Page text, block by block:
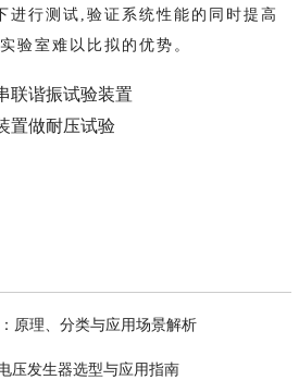
进行测试,验证系统性能的同时提高
验室难以比拟的优势。
联谐振试验装置
置做耐压试验
原理、分类与应用场景解析
压发生器选型与应用指南